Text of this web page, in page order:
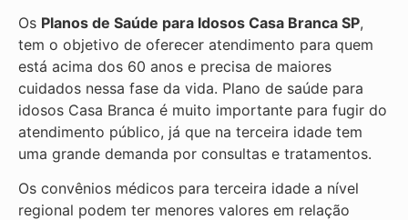
Os Planos de Saúde para Idosos Casa Branca SP,
tem o objetivo de oferecer atendimento para quem
está acima dos 60 anos e precisa de maiores
cuidados nessa fase da vida. Plano de saúde para
idosos Casa Branca é muito importante para fugir do
atendimento público, já que na terceira idade tem
uma grande demanda por consultas e tratamentos.
Os convênios médicos para terceira idade a nível
regional podem ter menores valores em relação